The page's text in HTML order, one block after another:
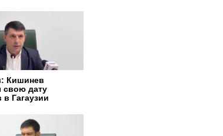
Кишинев
свою дату
Гагаузии